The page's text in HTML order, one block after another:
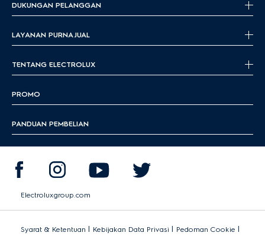
DUKUNGAN PELANGGAN
LAYANAN PURNA JUAL
TENTANG ELECTROLUX
PROMO
PANDUAN PEMBELIAN
Electroluxgroup.com
Syarat & Ketentuan | Kebijakan Data Privasi | Pedoman Cookie |